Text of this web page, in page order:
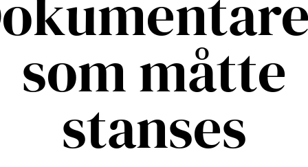
som måtte
stanses